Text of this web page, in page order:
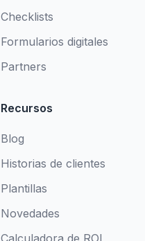
Checklists
Formularios digitales
Partners
Recursos
Blog
Historias de clientes
Plantillas
Novedades